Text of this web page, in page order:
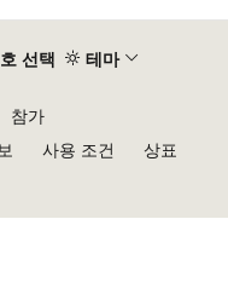
선택 테마
참가
사용 조건
상표